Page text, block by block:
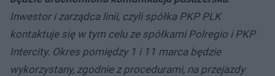
Inwestor i zarządca linii, czyli spółka PKP PLK
kontaktuje się w tym celu ze spółkami Polregio i PKP
Intercity. Okres pomiędzy 1 i 11 marca będzie
wykorzystany, zgodnie z procedurami, na przejazdy